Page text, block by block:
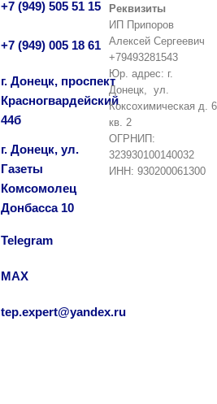
+7 (949) 505 51 15
+7 (949) 005 18 61
г. Донецк, проспект
Красногвардейский
44б
г. Донецк, ул.
Газеты
Комсомолец
Донбасса 10
Telegram
MAX
tep.expert@yandex.ru
Реквизиты
ИП Припоров
Алексей Сергеевич
+79493281543
Юр. адрес: г.
Донецк, ул.
Коксохимическая д. 6
кв. 2
ОГРНИП:
323930100140032
ИНН: 930200061300